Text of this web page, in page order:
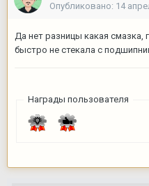
Опубликовано: 14
Да нет разницы какая смазка,
быстро не стекала с
Награды пользователя